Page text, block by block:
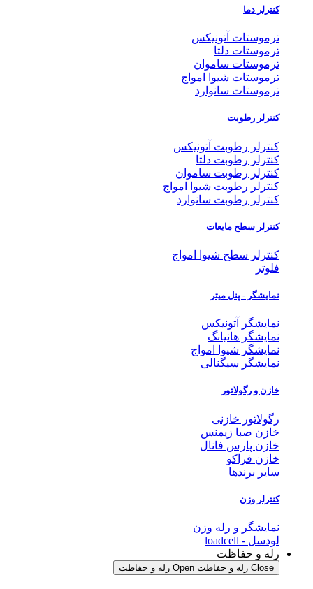
کنترلر دما
ترموستات آتونیکس
ترموستات دلتا
ترموستات ساموان
ترموستات شیوا امواج
ترموستات سانوارد
کنترلر رطوبت
کنترلر رطوبت آتونیکس
کنترلر رطوبت دلتا
کنترلر رطوبت ساموان
کنترلر رطوبت شیوا امواج
کنترلر رطوبت سانوارد
کنترلر سطح مایعات
کنترلر سطح شیوا امواج
فلوتر
نمایشگر - پنل میتر
نمایشگر آتونیکس
نمایشگر هانیانگ
نمایشگر شیوا امواج
نمایشگر سیگنالی
خازن و رگولاتور
رگولاتور خازنی
خازن صبا زیمنس
خازن پارس فانال
خازن فراکو
سایر برندها
کنترلر وزن
نمایشگر و رله وزن
لودسل - loadcell
رله و حفاظت
Close رله و حفاظت Open رله و حفاظت